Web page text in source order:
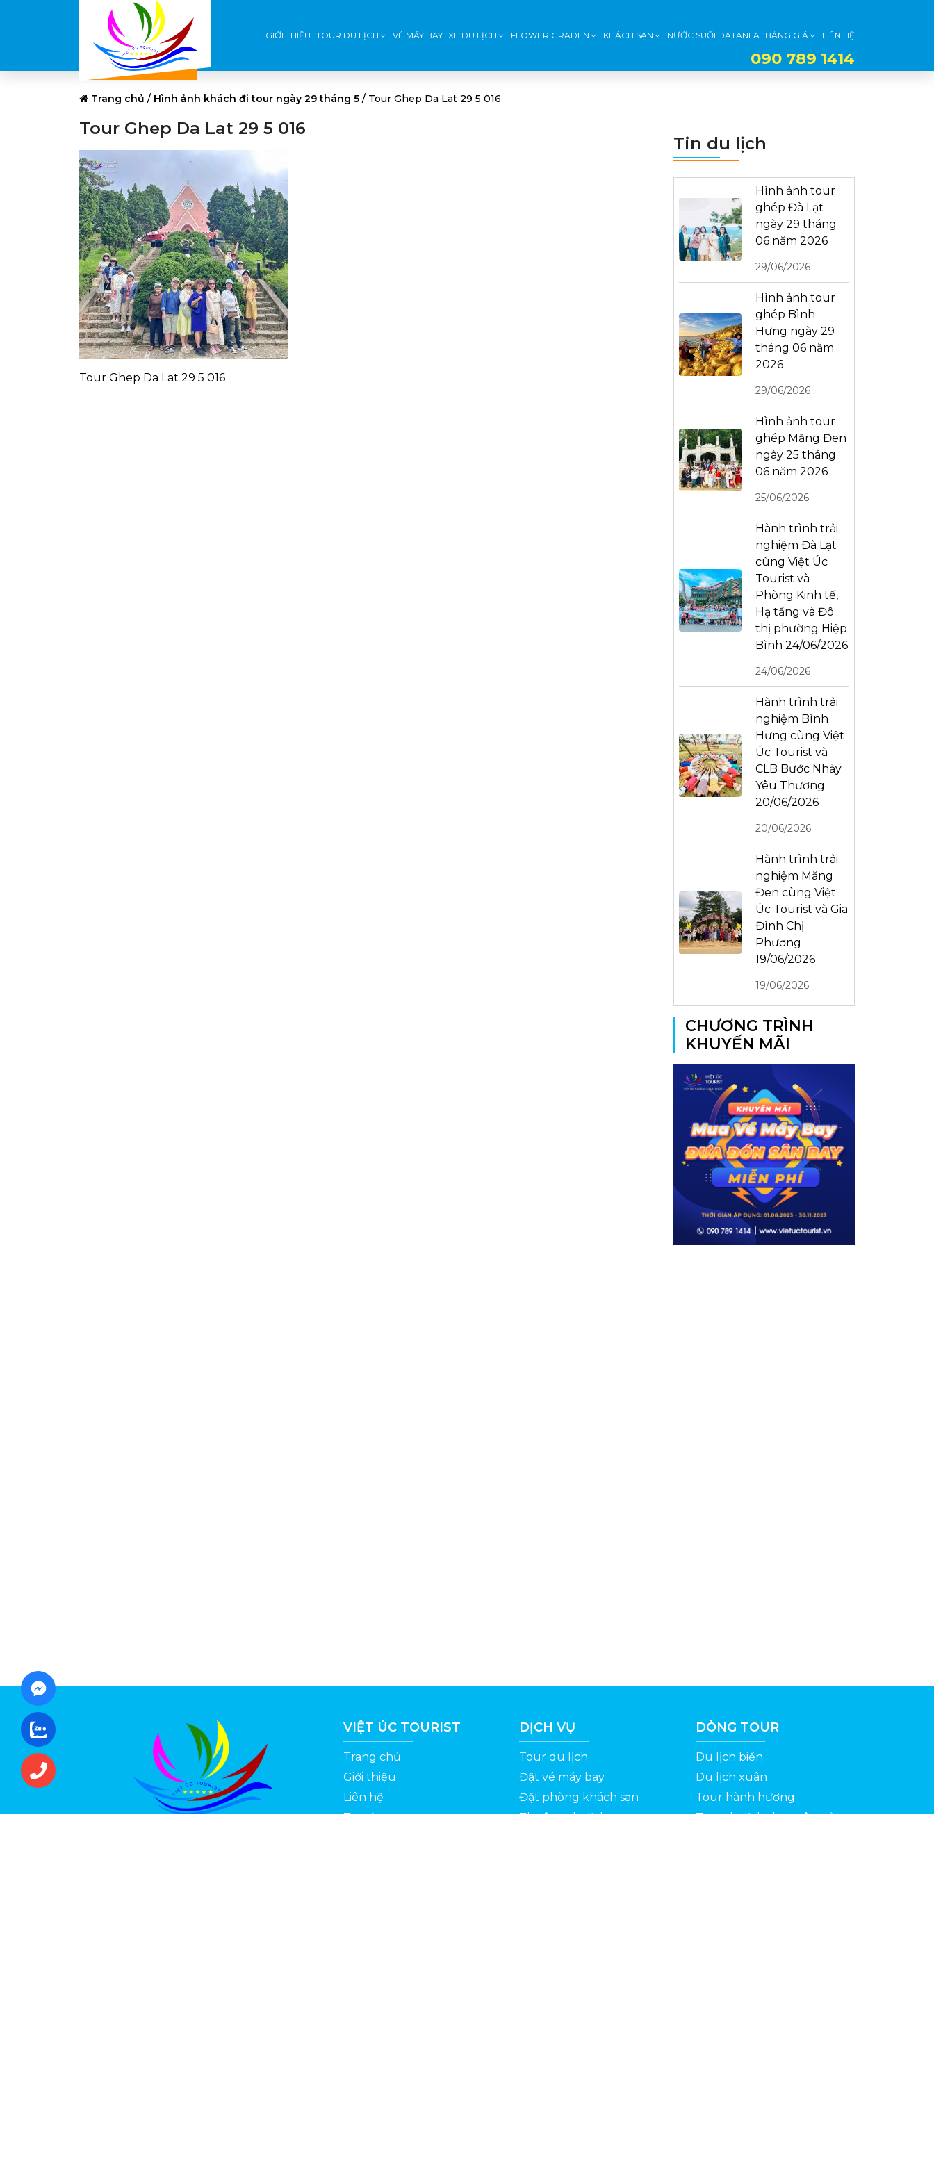
GIỚI THIỆU TOUR DU LỊCH VÉ MÁY BAY XE DU LỊCH FLOWER GRADEN KHÁCH SẠN NƯỚC SUỐI DATANLA BẢNG GIÁ LIÊN HỆ
090 789 1414
Trang chủ / Hình ảnh khách đi tour ngày 29 tháng 5 / Tour Ghep Da Lat 29 5 016
Tour Ghep Da Lat 29 5 016
Tour Ghep Da Lat 29 5 016
Tin du lịch
Hình ảnh tour
ghép Đà Lạt
ngày 29 tháng
06 năm 2026
29/06/2026
Hình ảnh tour
ghép Bình
Hưng ngày 29
tháng 06 năm
2026
29/06/2026
Hình ảnh tour
ghép Măng Đen
ngày 25 tháng
06 năm 2026
25/06/2026
Hành trình trải
nghiệm Đà Lạt
cùng Việt Úc
Tourist và
Phòng Kinh tế,
Hạ tầng và Đô
thị phường Hiệp
Bình 24/06/2026
24/06/2026
Hành trình trải
nghiệm Bình
Hưng cùng Việt
Úc Tourist và
CLB Bước Nhảy
Yêu Thương
20/06/2026
20/06/2026
Hành trình trải
nghiệm Măng
Đen cùng Việt
Úc Tourist và Gia
Đình Chị
Phương
19/06/2026
19/06/2026
CHƯƠNG TRÌNH
KHUYẾN MÃI
VIỆT ÚC TOURIST
Trang chủ
Giới thiệu
Liên hệ
Tin tức
DỊCH VỤ
Tour du lịch
Đặt vé máy bay
Đặt phòng khách sạn
Thuê xe du lịch
DÒNG TOUR
Du lịch biển
Du lịch xuân
Tour hành hương
Tour du lịch theo yêu cầu